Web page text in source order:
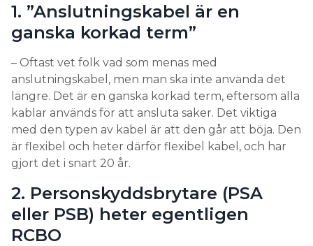
1. ”Anslutningskabel är en
ganska korkad term”
– Oftast vet folk vad som menas med
anslutningskabel, men man ska inte använda det
längre. Det är en ganska korkad term, eftersom alla
kablar används för att ansluta saker. Det viktiga
med den typen av kabel är att den går att böja. Den
är flexibel och heter därför flexibel kabel, och har
gjort det i snart 20 år.
2. Personskyddsbrytare (PSA
eller PSB) heter egentligen
RCBO